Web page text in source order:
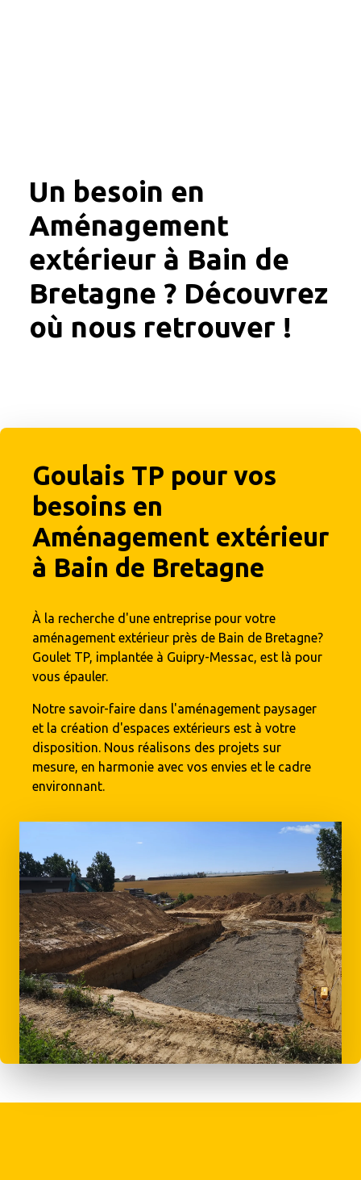
Un besoin en
Aménagement
extérieur à Bain de
Bretagne ? Découvrez
où nous retrouver !
Goulais TP pour vos
besoins en
Aménagement extérieur
à Bain de Bretagne
À la recherche d'une entreprise pour votre
aménagement extérieur près de Bain de Bretagne?
Goulet TP, implantée à Guipry-Messac, est là pour
vous épauler.
Notre savoir-faire dans l'aménagement paysager
et la création d'espaces extérieurs est à votre
disposition. Nous réalisons des projets sur
mesure, en harmonie avec vos envies et le cadre
environnant.